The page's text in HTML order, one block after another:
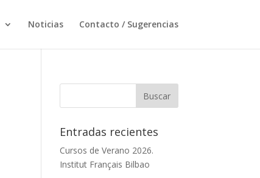
Noticias Contacto / Sugerencias
Entradas recientes
Cursos de Verano 2026.
Institut Français Bilbao